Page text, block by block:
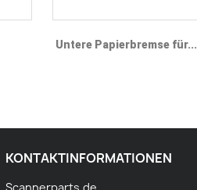
Vorschau
Untere Papierbremse für...
KONTAKTINFORMATIONEN